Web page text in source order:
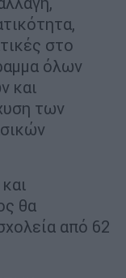
στο
όλων
και
των
θα
από 62